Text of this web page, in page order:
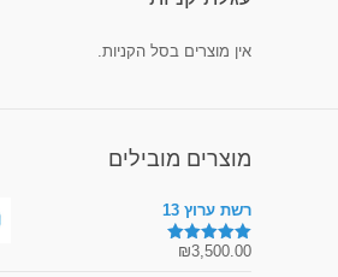
אין מוצרים בסל הקניות.
מוצרים מובילים
רשת ערוץ 13
דורג5.00
₪3,500.00